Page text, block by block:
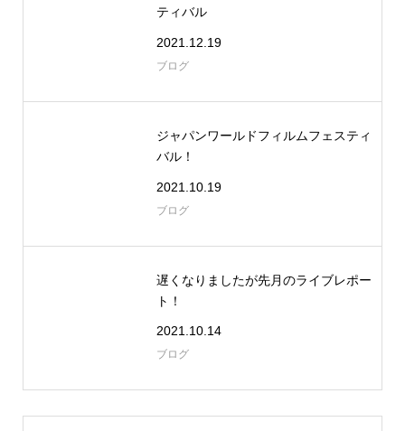
ティバル
2021.12.19
ブログ
ジャパンワールドフィルムフェスティ
バル！
2021.10.19
ブログ
遅くなりましたが先月のライブレポー
ト！
2021.10.14
ブログ